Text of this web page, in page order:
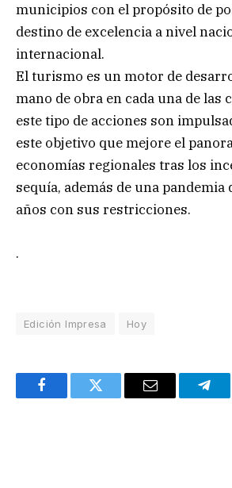
municipios con el propósito de
destino de excelencia a nivel
internacional.
El turismo es un motor de
mano de obra en cada una de las
este tipo de acciones son
este objetivo que mejore el
economías regionales tras los
sequía, además de una pandemia
años con sus restricciones.
.
Edición Impresa Hoy
FacebookTwitter Email